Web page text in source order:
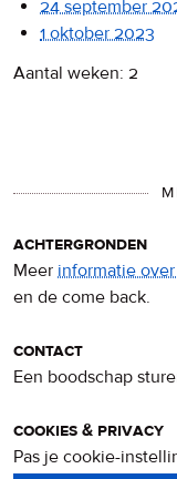
24 september
1 oktober 2023
Aantal weken: 2
achtergronden
Meer informatie
en de come back.
contact
Een boodschap
cookies & privacy
Pas je cookie-